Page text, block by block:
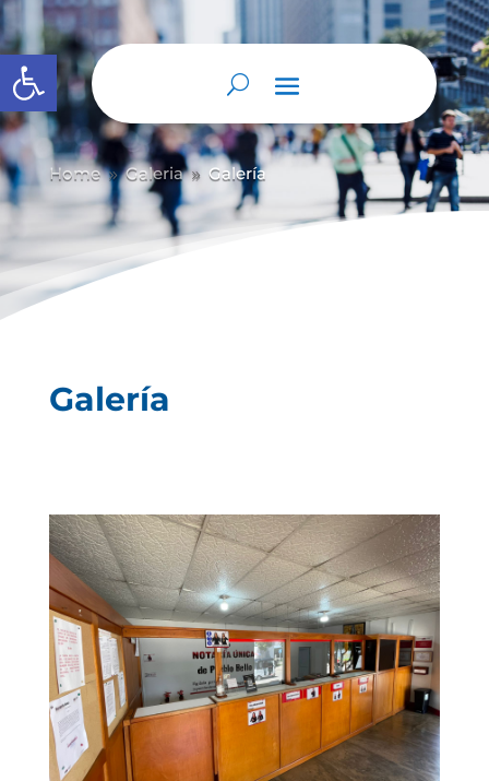
Abrir barra de herramientas
Home 9 Galeria 9 Galería
Galería